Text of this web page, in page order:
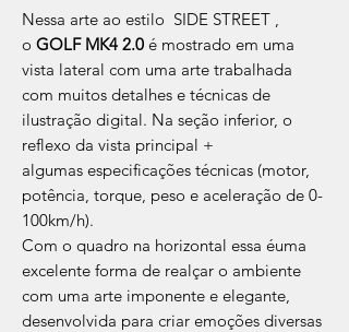
Nessa arte ao estilo SIDE STREET ,
o GOLF MK4 2.0 é mostrado em uma
vista lateral com uma arte trabalhada
com muitos detalhes e técnicas de
ilustração digital. Na seção inferior, o
reflexo da vista principal +
algumas especificações técnicas (motor,
potência, torque, peso e aceleração de 0-
100km/h).
Com o quadro na horizontal essa éuma
excelente forma de realçar o ambiente
com uma arte imponente e elegante,
desenvolvida para criar emoções diversas